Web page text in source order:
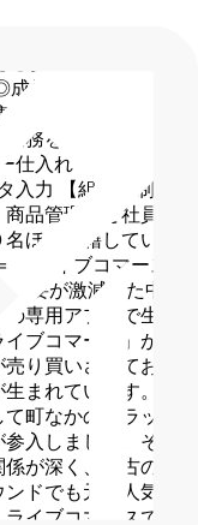
長フェーズに立ち
務をお任せしま
仕入れ（オークショ
入力
【組織体制】
品管理など社員・
ほど在籍していま
【ライブコマース消
需要が激減した中、
専用アプリで生配
ブコマース」が拡
り買いされてお
まれています。
町なかのドラッグ
入しました。そう
が深く、中古のジ
ドでも元々人気で
イブコマースで販